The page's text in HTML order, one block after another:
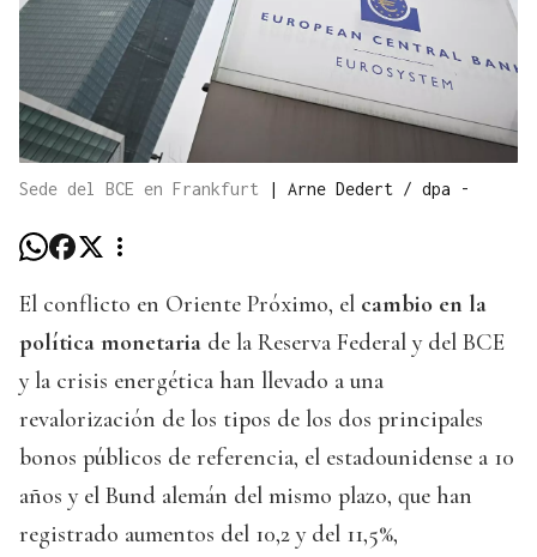
Sede del BCE en Frankfurt | Arne Dedert / dpa -
El conflicto en Oriente Próximo, el cambio en la
política monetaria de la Reserva Federal y del BCE
y la crisis energética han llevado a una
revalorización de los tipos de los dos principales
bonos públicos de referencia, el estadounidense a 10
años y el Bund alemán del mismo plazo, que han
registrado aumentos del 10,2 y del 11,5%,